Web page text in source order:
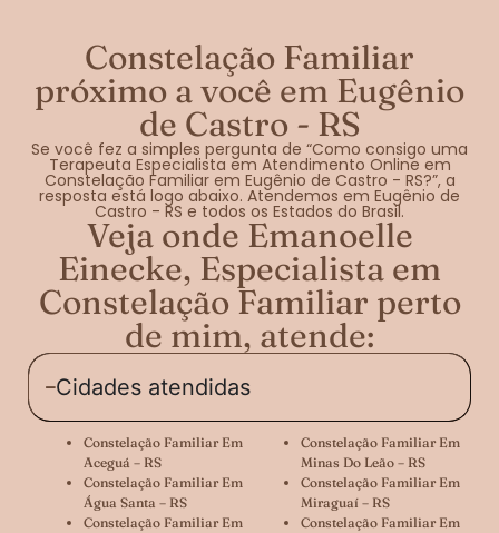
Constelação Familiar
próximo a você em Eugênio
de Castro - RS
Se você fez a simples pergunta de “Como consigo uma
Terapeuta Especialista em Atendimento Online em
Constelação Familiar em Eugênio de Castro - RS?”, a
resposta está logo abaixo. Atendemos em Eugênio de
Castro - RS e todos os Estados do Brasil.
Veja onde Emanoelle
Einecke, Especialista em
Constelação Familiar perto
de mim, atende:
Cidades atendidas
Constelação Familiar Em
Aceguá – RS
Constelação Familiar Em
Água Santa – RS
Constelação Familiar Em
Constelação Familiar Em
Minas Do Leão – RS
Constelação Familiar Em
Miraguaí – RS
Constelação Familiar Em